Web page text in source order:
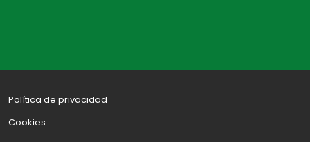
Política de privacidad
Cookies